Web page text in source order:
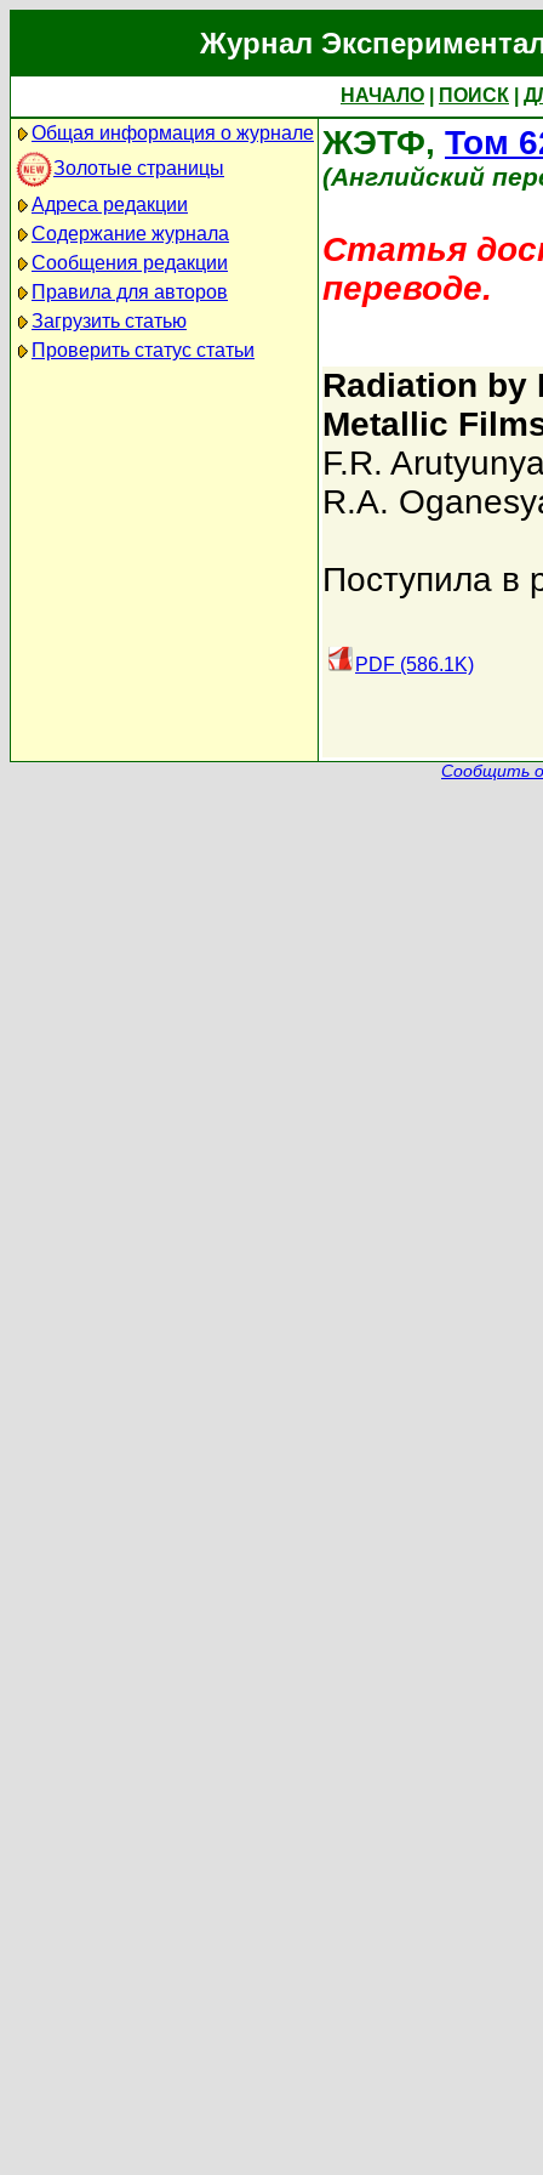
Журнал
НАЧАЛО ПОИСК
Общая информация о журнале
Золотые страницы
Адреса редакции
Содержание журнала
Сообщения редакции
Правила для авторов
Загрузить статью
Проверить статус статьи
ЖЭТФ, Том
(Английский
Статья
переводе.
Radiation by
Metallic
F.R.
R.A.
Поступила в
PDF (586.1K)
Сообщить о